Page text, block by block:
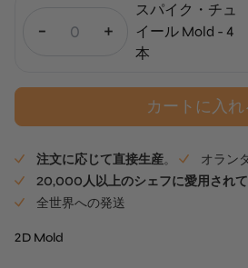
- +
スパイク・チュ
イール Mold - 4
本
カートに入れ
注文に応じて直接生産。 オラン
20,000人以上のシェフに愛用されて
全世界への発送
2D Mold